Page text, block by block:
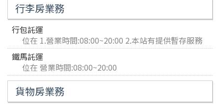
行李房業務
行包託運
位在 1.營業時間:08:00~20:00 2.本站有提供暫存服務
鐵馬託運
位在 營業時間:08:00~20:00
貨物房業務